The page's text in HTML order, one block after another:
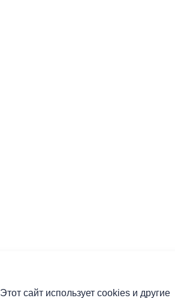
Этот сайт использует cookies и другие